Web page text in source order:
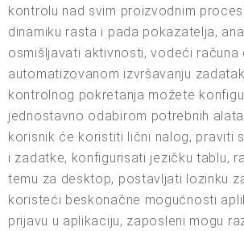
kontrolu nad svim proizvodnim
dinamiku rasta i pada pokazatelja,
osmišljavati aktivnosti, vodeći računa
automatizovanom izvršavanju
kontrolnog pokretanja možete
jednostavno odabirom potrebnih
korisnik će koristiti lični nalog, praviti
i zadatke, konfigurisati jezičku tablu,
temu za desktop, postavljati lozinku
koristeći beskonačne mogućnosti
prijavu u aplikaciju, zaposleni mogu